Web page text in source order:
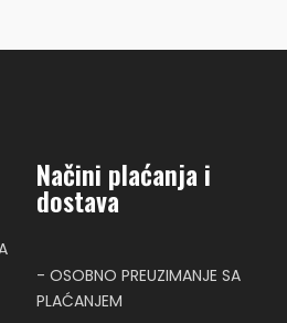
Načini plaćanja i
dostava
- OSOBNO PREUZIMANJE SA
PLAĆANJEM